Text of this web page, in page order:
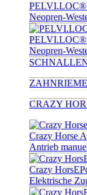
Neopren-
PELVI.LOC®
Neopren-
CRAZY
Crazy Horse
Antrieb
Crazy
Elektrische